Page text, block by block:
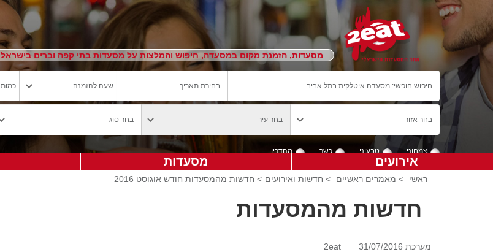
מסעדות, הזמנת מקום במסעדה, חיפוש והמלצות על מסעדות בתי קפה וברים בישראל
צמחוני טבעוני כשר מהדרין
אירועים מסעדות
ראשי > מאמרים ראשיים > חדשות ואירועים > חדשות מהמסעדות חודש אוגוסט 2016
חדשות מהמסעדות
מערכת 2eat 31/07/2016